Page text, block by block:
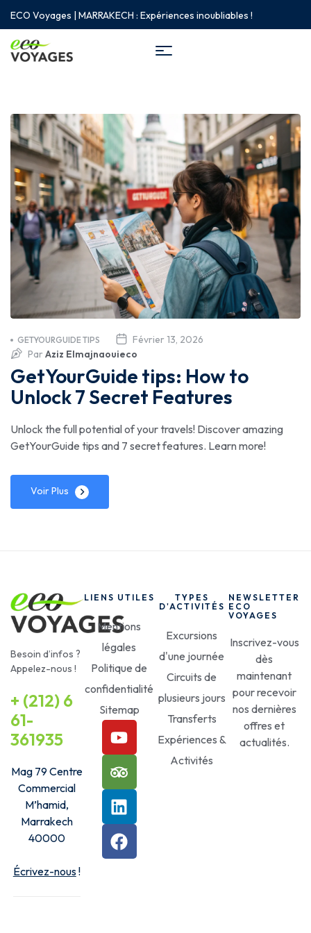
ECO Voyages | MARRAKECH : Expériences inoubliables !
Février 13, 2026
GETYOURGUIDE TIPS
Par Aziz Elmajnaouieco
GetYourGuide tips: How to
Unlock 7 Secret Features
Unlock the full potential of your travels! Discover amazing
GetYourGuide tips and 7 secret features. Learn more!
Voir Plus
Besoin d’infos ?
Appelez-nous !
+ (212) 6
61-
361935
Mag 79 Centre
Commercial
M’hamid,
Marrakech
40000
Écrivez-nous!
LIENS UTILES
Mentions
légales
Politique de
confidentialité
Sitemap
TYPES
D'ACTIVITÉS
Excursions
d'une journée
Circuits de
plusieurs jours
Transferts
Expériences &
Activités
NEWSLETTER
ECO
VOYAGES
Inscrivez-vous
dès
maintenant
pour recevoir
nos dernières
offres et
actualités.